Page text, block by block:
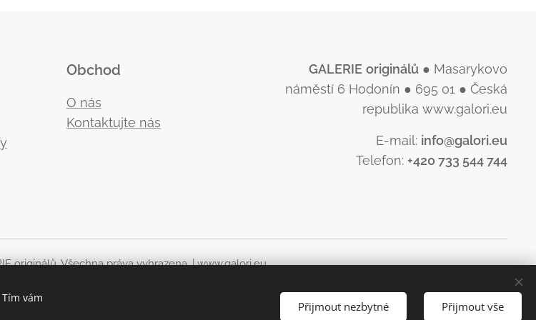
Obchod
O nás
Kontaktujte nás
GALERIE originálů● Masarykovo
náměstí 6 Hodonín ● 695 01 ● Česká
republika www.galori.eu
E-mail: info@galori.eu
Telefon: +420 733 544 744
originálů. Všechna práva vyhrazena. |www.galori.eu
originálů zakázáno.
vám
Přijmout nezbytné Přijmout vše